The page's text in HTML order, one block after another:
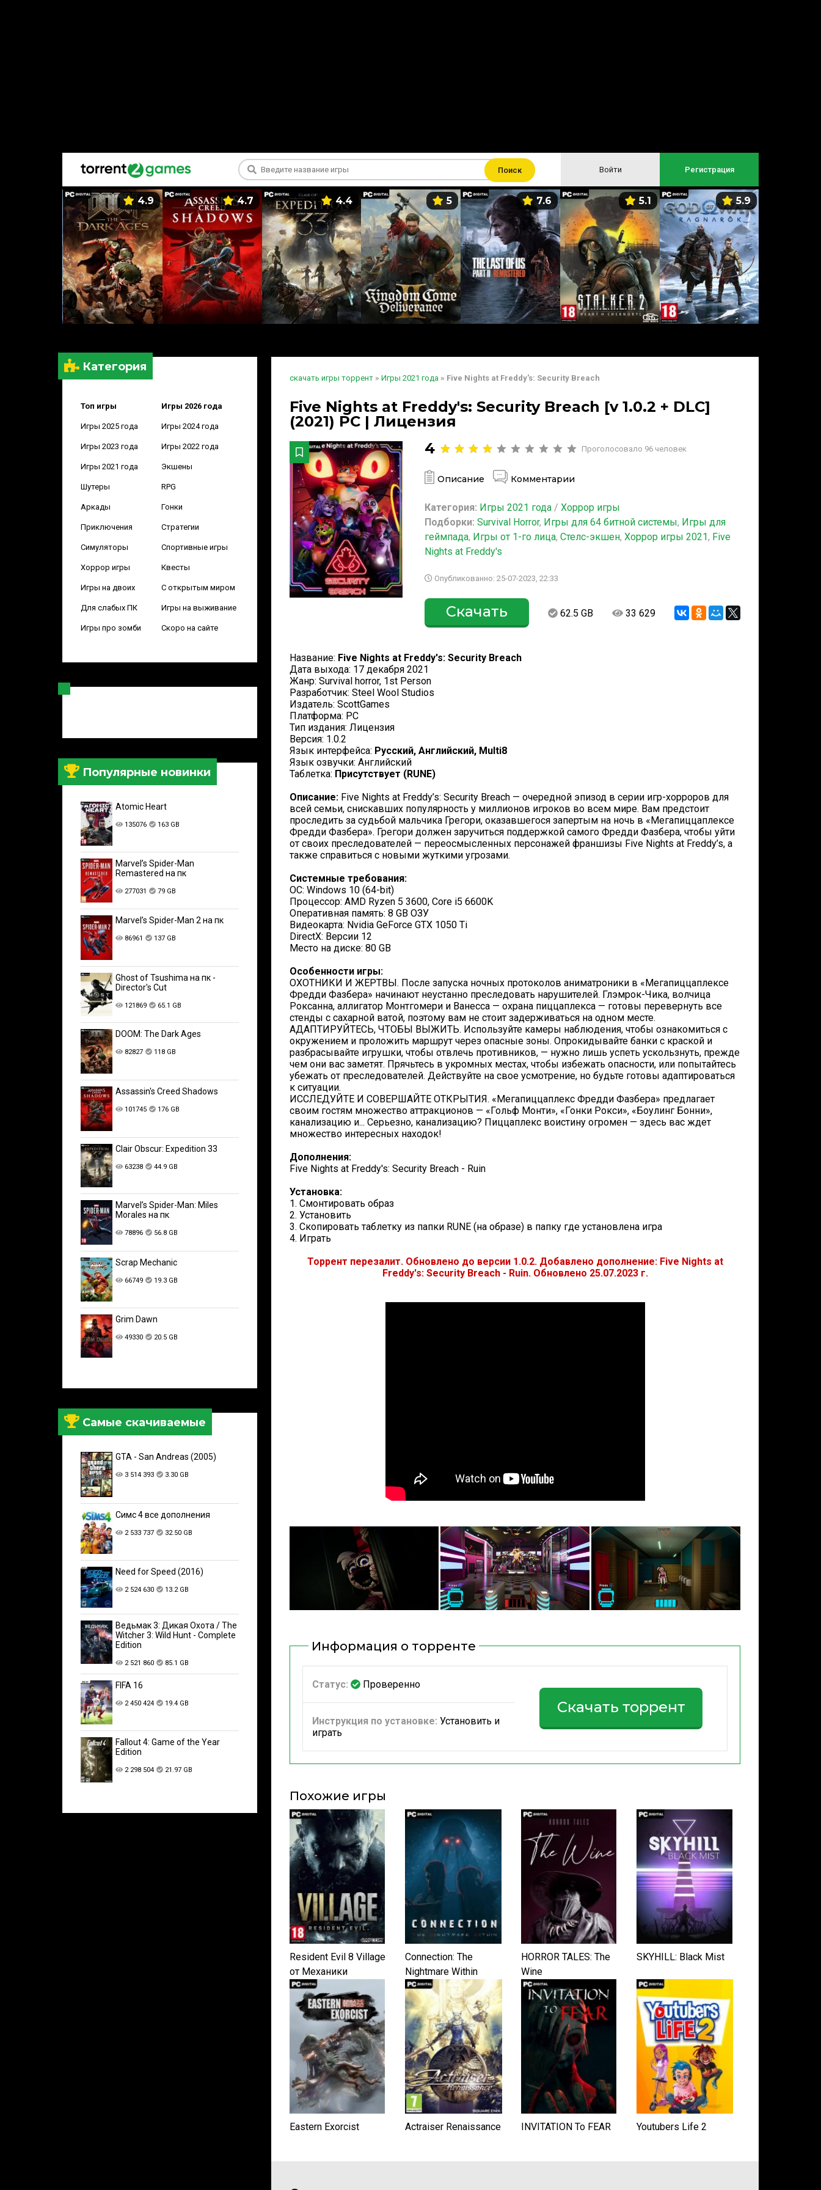
Поиск Войти Регистрация
4.9 4.7 4.4 5 7.6 5.1 5.9
Категория
Топ игры Игры 2026 года
Игры 2025 года Игры 2024 года
Игры 2023 года Игры 2022 года
Игры 2021 года Экшены
Шутеры RPG
Аркады Гонки
Приключения Стратегии
Симуляторы Спортивные игры
Хоррор игры Квесты
Игры на двоих С открытым миром
Для слабых ПК Игры на выживание
Игры про зомби Скоро на сайте
Популярные новинки
Atomic Heart
135076 163 GB
Marvel’s Spider-Man
Remastered на пк
277031 79 GB
Marvel’s Spider-Man 2 на пк
86961 137 GB
Ghost of Tsushima на пк -
Director's Cut
121869 65.1 GB
DOOM: The Dark Ages
82827 118 GB
Assassin's Creed Shadows
101745 176 GB
Clair Obscur: Expedition 33
63238 44.9 GB
Marvel’s Spider-Man: Miles
Morales на пк
78896 56.8 GB
Scrap Mechanic
66749 19.3 GB
Grim Dawn
49330 20.5 GB
Самые скачиваемые
GTA - San Andreas (2005)
3 514 393 3.30 GB
Симс 4 все дополнения
2 533 737 32.50 GB
Need for Speed (2016)
2 524 630 13.2 GB
Ведьмак 3: Дикая Охота / The
Witcher 3: Wild Hunt - Complete
Edition
2 521 860 85.1 GB
FIFA 16
2 450 424 19.4 GB
Fallout 4: Game of the Year
Edition
2 298 504 21.97 GB
скачать игры торрент » Игры 2021 года » Five Nights at Freddy's: Security Breach
Five Nights at Freddy's: Security Breach [v 1.0.2 + DLC]
(2021) PC | Лицензия
4
Проголосовало 96 человек
Описание Комментарии
Категория: Игры 2021 года /Хоррор игры
Подборки: Survival Horror, Игры для 64 битной системы, Игры для
геймпада, Игры от 1-го лица,Стелс-экшен,Хоррор игры 2021, Five
Nights at Freddy's
Опубликованно: 25-07-2023, 22:33
Скачать 62.5 GB 33 629
Название: Five Nights at Freddy's: Security Breach
Дата выхода: 17 декабря 2021
Жанр: Survival horror, 1st Person
Разработчик: Steel Wool Studios
Издатель: ScottGames
Платформа: PC
Тип издания: Лицензия
Версия: 1.0.2
Язык интерфейса: Русский, Английский, Multi8
Язык озвучки: Английский
Таблетка: Присутствует (RUNE)
Описание: Five Nights at Freddy’s: Security Breach — очередной эпизод в серии игр-хорроров для
всей семьи, снискавших популярность у миллионов игроков во всем мире. Вам предстоит
проследить за судьбой мальчика Грегори, оказавшегося запертым на ночь в «Мегапиццаплексе
Фредди Фазбера». Грегори должен заручиться поддержкой самого Фредди Фазбера, чтобы уйти
от своих преследователей — переосмысленных персонажей франшизы Five Nights at Freddy’s, а
также справиться с новыми жуткими угрозами.
Системные требования:
ОС: Windows 10 (64-bit)
Процессор: AMD Ryzen 5 3600, Core i5 6600K
Оперативная память: 8 GB ОЗУ
Видеокарта: Nvidia GeForce GTX 1050 Ti
DirectX: Версии 12
Место на диске: 80 GB
Особенности игры:
ОХОТНИКИ И ЖЕРТВЫ. После запуска ночных протоколов аниматроники в «Мегапиццаплексе
Фредди Фазбера» начинают неустанно преследовать нарушителей. Глэмрок-Чика, волчица
Роксанна, аллигатор Монтгомери и Ванесса — охрана пиццаплекса — готовы перевернуть все
стенды с сахарной ватой, поэтому вам не стоит задерживаться на одном месте.
АДАПТИРУЙТЕСЬ, ЧТОБЫ ВЫЖИТЬ. Используйте камеры наблюдения, чтобы ознакомиться с
окружением и проложить маршрут через опасные зоны. Опрокидывайте банки с краской и
разбрасывайте игрушки, чтобы отвлечь противников, — нужно лишь успеть ускользнуть, прежде
чем они вас заметят. Прячьтесь в укромных местах, чтобы избежать опасности, или попытайтесь
убежать от преследователей. Действуйте на свое усмотрение, но будьте готовы адаптироваться
к ситуации.
ИССЛЕДУЙТЕ И СОВЕРШАЙТЕ ОТКРЫТИЯ. «Мегапиццаплекс Фредди Фазбера» предлагает
своим гостям множество аттракционов — «Гольф Монти», «Гонки Рокси», «Боулинг Бонни»,
канализацию и... Серьезно, канализацию? Пиццаплекс воистину огромен — здесь вас ждет
множество интересных находок!
Дополнения:
Five Nights at Freddy's: Security Breach - Ruin
Установка:
1. Смонтировать образ
2. Установить
3. Скопировать таблетку из папки RUNE (на образе) в папку где установлена игра
4. Играть
Торрент перезалит. Обновлено до версии 1.0.2. Добавлено дополнение: Five Nights at
Freddy's: Security Breach - Ruin. Обновлено 25.07.2023 г.
Информация о торренте
Статус: Проверенно
Инструкция по установке: Установить и
играть
Скачать торрент
Похожие игры
Resident Evil 8 Village
от Механики
Connection: The
Nightmare Within
HORROR TALES: The
Wine
SKYHILL: Black Mist
Eastern Exorcist Actraiser Renaissance INVITATION To FEAR Youtubers Life 2